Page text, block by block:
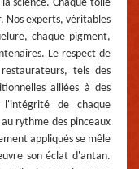
science. Chaque toile
Nos experts, véritables
chaque pigment,
Le respect de
tels des
alliées à des
l'intégrité de chaque
rythme des pinceaux
appliqués se mêle
son éclat d'antan.